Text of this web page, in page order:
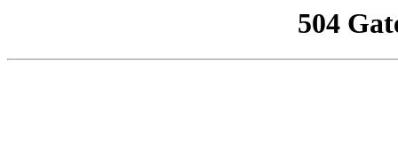
504